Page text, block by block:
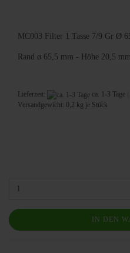
MC003 Filter 1 Tasse 7/9 Gr Ø
Rand ø 65,5 mm - Höhe 20,5 mm
Lieferzeit: ca. 1-3 Tage
Versandgewicht: 0,2 kg je Stück
IN DEN